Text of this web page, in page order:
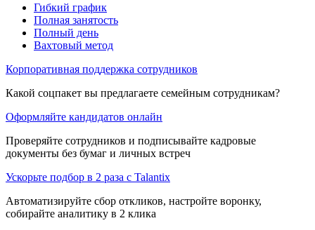
Гибкий график
Полная занятость
Полный день
Вахтовый метод
Корпоративная поддержка сотрудников
Какой соцпакет вы предлагаете семейным сотрудникам?
Оформляйте кандидатов онлайн
Проверяйте сотрудников и подписывайте кадровые
документы без бумаг и личных встреч
Ускорьте подбор в 2 раза с Talantix
Автоматизируйте сбор откликов, настройте воронку,
собирайте аналитику в 2 клика